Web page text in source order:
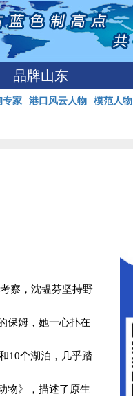
品牌山东
专家 港口风云人物 模范人物
察，沈韫芬坚持野
保姆，她一心扑在
10个湖泊，几乎踏
物》，描述了原生